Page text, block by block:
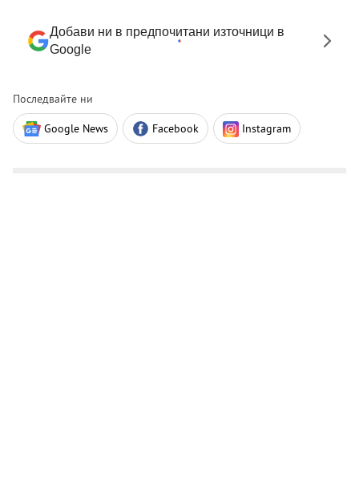
Добави ни в предпочитани източници в
Google
Последвайте ни
Google News Facebook Instagram